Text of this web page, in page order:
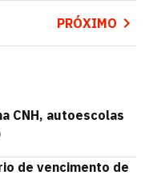
PRÓXIMO
CNH, autoescolas
de vencimento de